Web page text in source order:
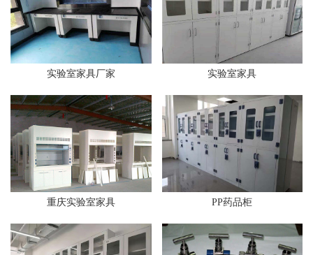
实验室家具厂家 实验室家具
重庆实验室家具 PP药品柜